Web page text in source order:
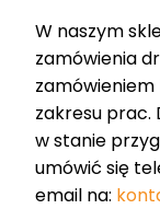
W naszym
zamówienia
zakresu prac.
w stanie
umówić się
email na: